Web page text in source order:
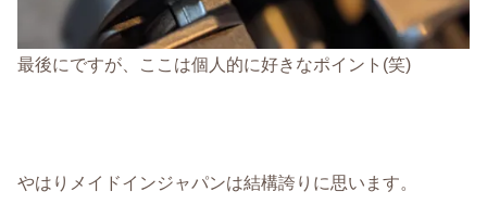
最後にですが、ここは個人的に好きなポイント(笑)
やはりメイドインジャパンは結構誇りに思います。